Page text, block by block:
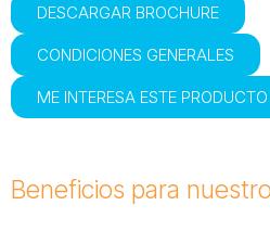
DESCARGAR BROCHURE
CONDICIONES GENERALES
ME INTERESA ESTE PRODUCTO
Beneficios para